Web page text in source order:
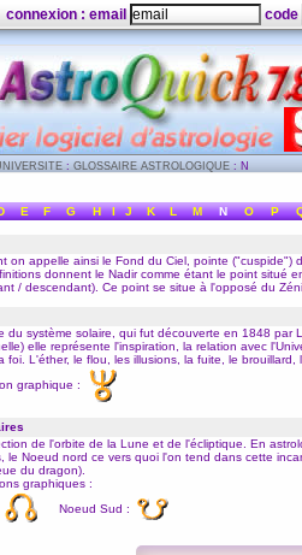
connexion : email code
: GLOSSAIRE ASTROLOGIQUE : N
E F G H I J K L M N O P
on appelle ainsi le Fond du Ciel , pointe ("cuspide")
donnent le Nadir comme étant le point situé
/ descendant). Ce point se situe à l'opposé du
du système solaire, qui fut découverte en 1848 par
elle représente l'inspiration, la relation avec
foi. L'éther, le flou, les illusions, la fuite, le brouillard,
graphique :
de l'orbite de la Lune et de l'écliptique . En
le Noeud nord ce vers quoi l'on tend dans cette
du dragon).
graphiques :
Noeud Sud :